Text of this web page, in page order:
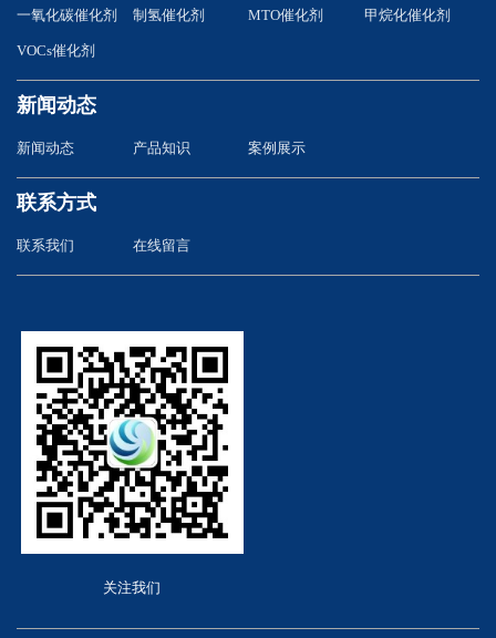
一氧化碳催化剂 制氢催化剂 MTO催化剂 甲烷化催化剂
VOCs催化剂
新闻动态
新闻动态 产品知识 案例展示
联系方式
联系我们 在线留言
关注我们